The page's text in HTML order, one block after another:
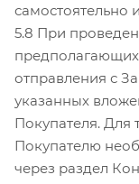
самостоятельно
5.8 При
отправления с
указанных
Покупателя. Для
Покупателю
через раздел